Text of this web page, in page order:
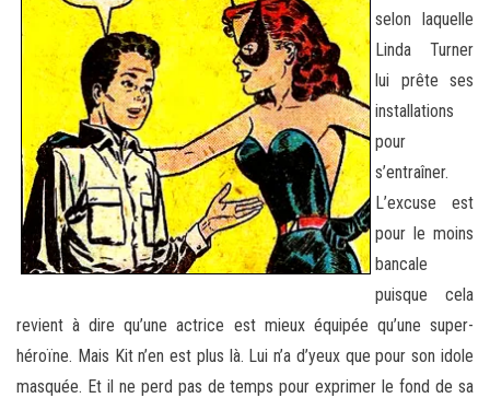
selon laquelle
Linda Turner
lui prête ses
installations
pour
s’entraîner.
L’excuse est
pour le moins
bancale
puisque cela
revient à dire qu’une actrice est mieux équipée qu’une super-
héroïne. Mais Kit n’en est plus là. Lui n’a d’yeux que pour son idole
masquée. Et il ne perd pas de temps pour exprimer le fond de sa